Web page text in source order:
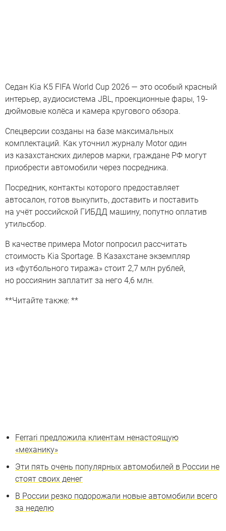
Седан Kia K5 FIFA World Cup 2026 — это особый красный
интерьер, аудиосистема JBL, проекционные фары, 19-
дюймовые колёса и камера кругового обзора.
Спецверсии созданы на базе максимальных
комплектаций. Как уточнил журналу Motor один
из казахстанских дилеров марки, граждане РФ могут
приобрести автомобили через посредника.
Посредник, контакты которого предоставляет
автосалон, готов выкупить, доставить и поставить
на учёт российской ГИБДД машину, попутно оплатив
утильсбор.
В качестве примера Motor попросил рассчитать
стоимость Kia Sportage. В Казахстане экземпляр
из «футбольного тиража» стоит 2,7 млн рублей,
но россиянин заплатит за него 4,6 млн.
**Читайте также: **
Ferrari предложила клиентам ненастоящую
«механику»
Эти пять очень популярных автомобилей в России не
стоят своих денег
В России резко подорожали новые автомобили всего
за неделю